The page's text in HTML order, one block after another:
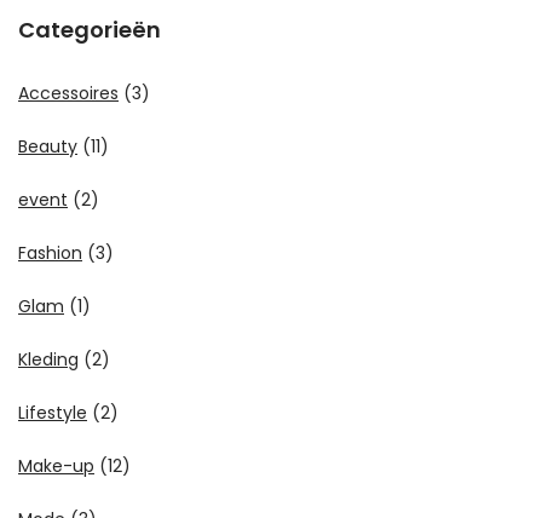
Categorieën
Accessoires (3)
Beauty (11)
event (2)
Fashion (3)
Glam (1)
Kleding (2)
Lifestyle (2)
Make-up (12)